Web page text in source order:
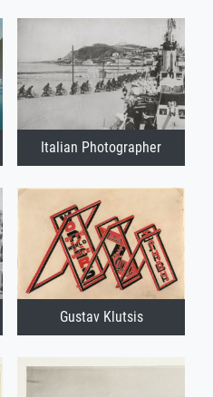
Italian Photographer
Gustav Klutsis